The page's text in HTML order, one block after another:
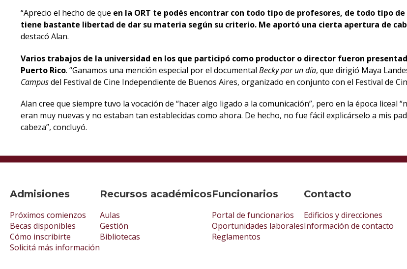
“Aprecio el hecho de que en la ORT te podés encontrar con todo tipo de profesores, de todo tipo
tiene bastante libertad de dar su materia según su criterio. Me aportó una cierta apertura de
destacó Alan.
Varios trabajos de la universidad en los que participó como productor o director fueron
Puerto Rico. “Ganamos una mención especial por el documental Becky por un día, que dirigió Maya
Campusdel Festival de Cine Independiente de Buenos Aires, organizado en conjunto con el Festival de
Alan cree que siempre tuvo la vocación de “hacer algo ligado a la comunicación”, pero en la época
eran muy nuevas y no estaban tan establecidas como ahora. De hecho, no fue fácil explicárselo a mis
cabeza”, concluyó.
Admisiones
Próximos comienzos
Becas disponibles
Cómo inscribirte
Solicitá más información
Recursos académicos
Aulas
Gestión
Bibliotecas
Funcionarios
Portal de funcionarios
Oportunidades laborales
Reglamentos
Contacto
Edificios y direcciones
Información de contacto